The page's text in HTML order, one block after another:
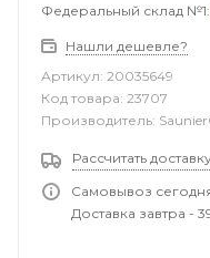
Федеральный склад №1:
Нашли дешевле?
Артикул: 20035649
Код товара: 23707
Производитель:
Рассчитать
Самовывоз
Доставка завтра -